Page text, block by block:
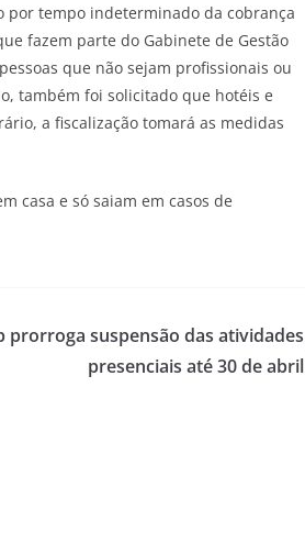
por tempo indeterminado da cobrança
fazem parte do Gabinete de Gestão
que não sejam profissionais ou
também foi solicitado que hotéis e
a fiscalização tomará as medidas
casa e só saiam em casos de
prorroga suspensão das atividades
presenciais até 30 de abril